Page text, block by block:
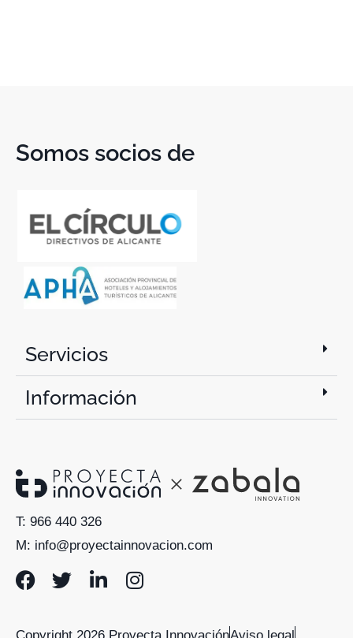
Somos socios de
Servicios
Información
T: 966 440 326
M: info@proyectainnovacion.com
Copyright 2026 Proyecta InnovaciónAviso legal